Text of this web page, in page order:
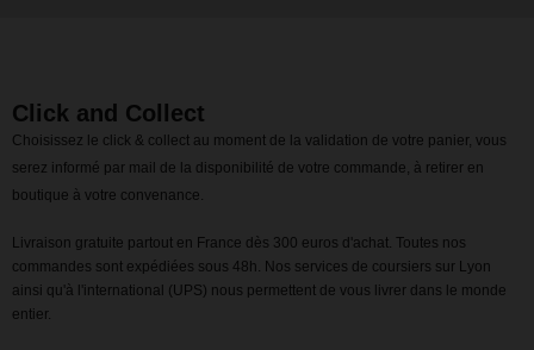
Click and Collect
Choisissez le click & collect au moment de la validation de votre panier, vous
serez informé par mail de la disponibilité de votre commande, à retirer en
boutique à votre convenance.
Livraison gratuite partout en France dès 300 euros d'achat. Toutes nos
commandes sont expédiées sous 48h. Nos services de coursiers sur Lyon
ainsi qu'à l'international (UPS) nous permettent de vous livrer dans le monde
entier.